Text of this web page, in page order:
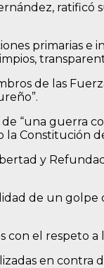
ratificó
primarias e
de las
“una guerra
Constitución
y
de un
el respeto
en contra